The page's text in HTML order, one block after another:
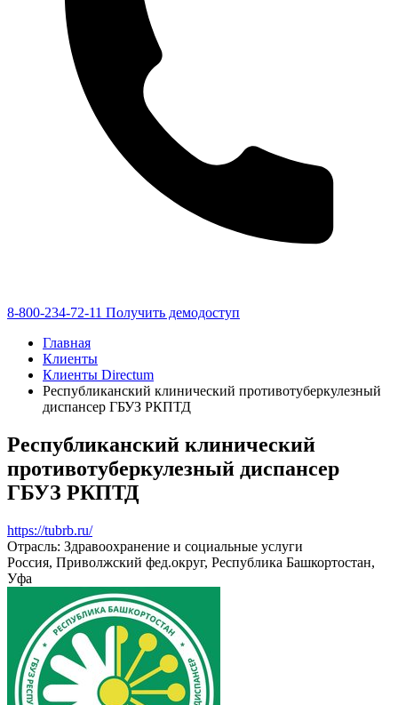
8-800-234-72-11 Получить демодоступ
Главная
Клиенты
Клиенты Directum
Республиканский клинический противотуберкулезный
диспансер ГБУЗ РКПТД
Республиканский клинический
противотуберкулезный диспансер
ГБУЗ РКПТД
https://tubrb.ru/
Отрасль: Здравоохранение и социальные услуги
Россия, Приволжский фед.округ, Республика Башкортостан,
Уфа